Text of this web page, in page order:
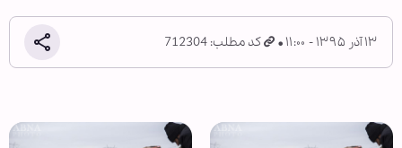
۱۳ آذر ۱۳۹۵ - ۱۱:۰۰ کد مطلب: 712304